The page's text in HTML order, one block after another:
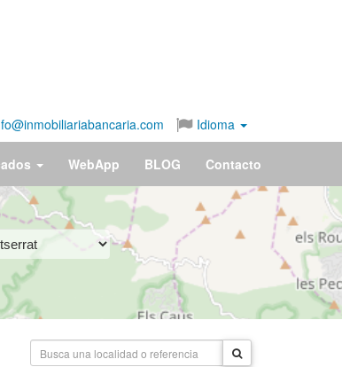
Idioma
WebApp BLOG Contacto